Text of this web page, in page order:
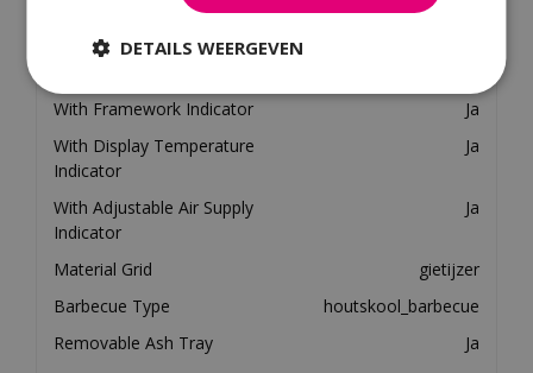
With Lid/Cover Indicator
With Framework Indicator
Ja
With Display Temperature
Indicator
Ja
With Adjustable Air Supply
Indicator
Ja
Material Grid
gietijzer
Barbecue Type
houtskool_barbecue
Removable Ash Tray
Ja
DETAILS WEERGEVEN